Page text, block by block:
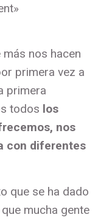
nos hacen
primera vez a
primera
todos los
nos
con diferentes
que se ha dado
mucha gente